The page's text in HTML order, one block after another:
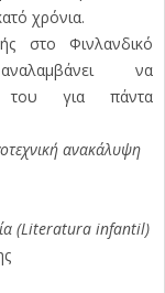
χρόνια.
στο Φινλανδικό
να
του για πάντα
ανακάλυψη
(Literatura infantil)